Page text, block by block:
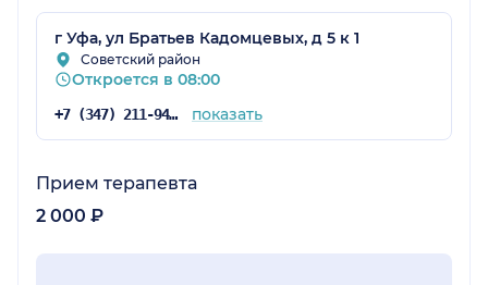
г Уфа, ул Братьев Кадомцевых, д 5 к 1
Советский район
Откроется в 08:00
+7 (347) 211-94-08 показать
Прием терапевта
2 000 ₽